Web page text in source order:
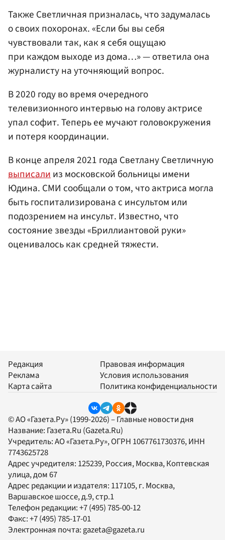
Также Светличная призналась, что задумалась
о своих похоронах. «Если бы вы себя
чувствовали так, как я себя ощущаю
при каждом выходе из дома…» — ответила она
журналисту на уточняющий вопрос.
В 2020 году во время очередного
телевизионного интервью на голову актрисе
упал софит. Теперь ее мучают головокружения
и потеря координации.
В конце апреля 2021 года Светлану Светличную
выписалииз московской больницы имени
Юдина. СМИ сообщали о том, что актриса могла
быть госпитализирована с инсультом или
подозрением на инсульт. Известно, что
состояние звезды «Бриллиантовой руки»
оценивалось как средней тяжести.
Редакция
Реклама
Карта сайта
Правовая информация
Условия использования
Политика конфиденциальности
© АО «Газета.Ру» (1999-2026) – Главные новости дня
Название: Газета.Ru (Gazeta.Ru)
Учредитель:АО «Газета.Ру», ОГРН 1067761730376, ИНН
7743625728
Адрес учредителя: 125239, Россия, Москва, Коптевская
улица, дом 67
Адрес редакции и издателя: 117105, г. Москва,
Варшавское шоссе, д.9, стр.1
Телефон редакции:+7 (495) 785-00-12
Факс:+7 (495) 785-17-01
Электронная почта:gazeta@gazeta.ru